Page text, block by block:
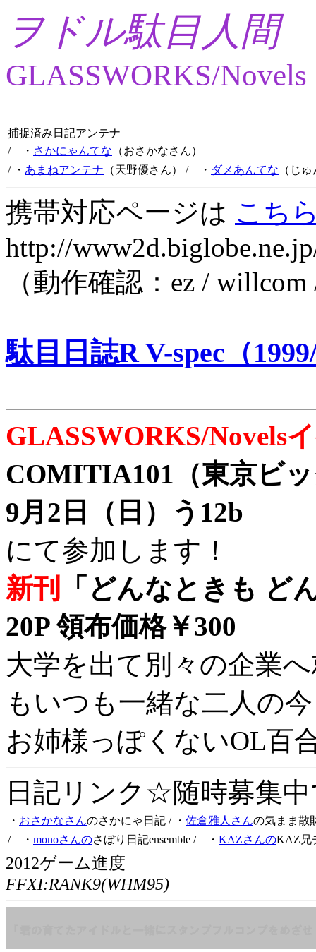
ヲドル駄目人間
GLASSWORKS/Novels
捕捉済み日記アンテナ
/ ・ さかにゃんてな （おさかなさん）
/ ・ あまねアンテナ （天野優さん） / ・ ダメあんてな （じ
携帯対応ページは こち
http://
（動作確認：ez /
駄目日誌R V-spec（
GLASSWORKS/Novels
COMITIA101（東京ビ
9月2日（日）う12b
にて参加します！
新刊
「どんなときも ど
20P 領布価格￥300
大学を出て別々の企業
もいつも一緒な二人の
お姉様っぽくないOL百
日記リンク☆随時募集
・ おさかなさんのさかにゃ日記 / ・ 佐倉雅人さんの気まま散
/ ・ monoさんのさぼり日記ensemble / ・ KAZさんのKAZ兄
2012ゲーム進度
FFXI:RANK9(WHM95)